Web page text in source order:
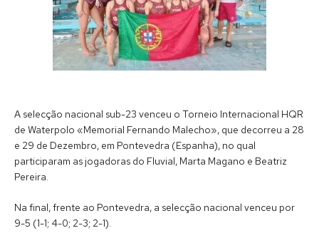
A selecção nacional sub-23 venceu o Torneio Internacional HQR
de Waterpolo «Memorial Fernando Malecho», que decorreu a 28
e 29 de Dezembro, em Pontevedra (Espanha), no qual
participaram as jogadoras do Fluvial, Marta Magano e Beatriz
Pereira.
Na final, frente ao Pontevedra, a selecção nacional venceu por
9-5 (1-1; 4-0; 2-3; 2-1).